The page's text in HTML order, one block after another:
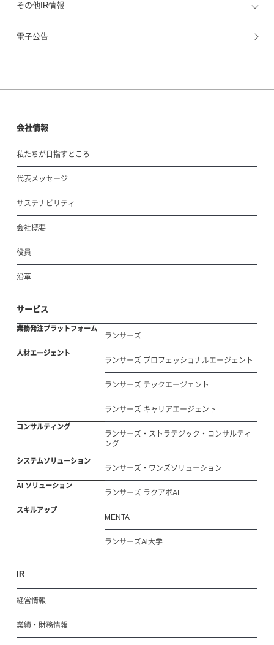
その他IR情報
電子公告
会社情報
私たちが目指すところ
代表メッセージ
サステナビリティ
会社概要
役員
沿革
サービス
業務発注プラットフォーム
ランサーズ
人材エージェント
ランサーズ プロフェッショナルエージェント
ランサーズ テックエージェント
ランサーズ キャリアエージェント
コンサルティング
ランサーズ・ストラテジック・コンサルティ
ング
システムソリューション
ランサーズ・ワンズソリューション
AI ソリューション
ランサーズ ラクアポAI
スキルアップ
MENTA
ランサーズAi大学
IR
経営情報
業績・財務情報